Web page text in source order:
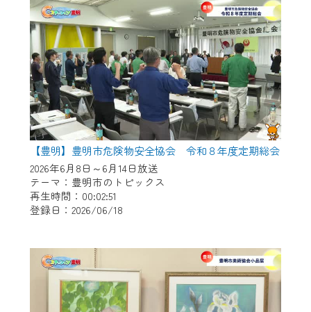
【豊明】豊明市危険物安全協会 令和８年度定期総会
2026年6月8日～6月14日放送
テーマ：豊明市のトピックス
再生時間：00:02:51
登録日：2026/06/18
作業の間は、CCNetWebTVの画面が「メン
テナンス中」になり、ご利用いただけませ
ん。
ご不便をおかけいたしますが、ご了承の程
よろしくお願いいたします。